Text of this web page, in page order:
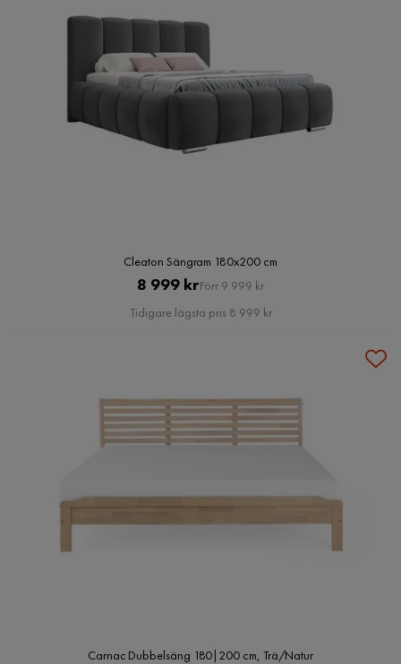
Cleaton Sängram 180x200 cm
Pris
8 999 krOriginal
Pris
Förr 9 999 kr
Tidigare lägsta pris 8 999 kr
Carnac Dubbelsäng 180|200 cm, Trä/Natur